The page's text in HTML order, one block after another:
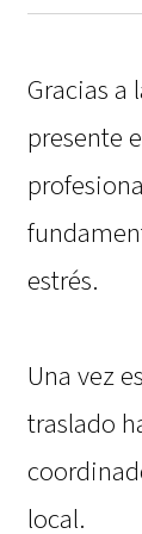
Gracias a
presente
estrés.
Una vez
traslado
local.